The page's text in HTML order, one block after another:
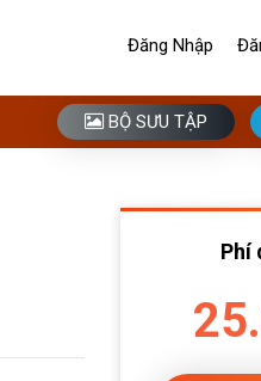
Đăng Nhập
BỘ SƯU TẬP
Phí